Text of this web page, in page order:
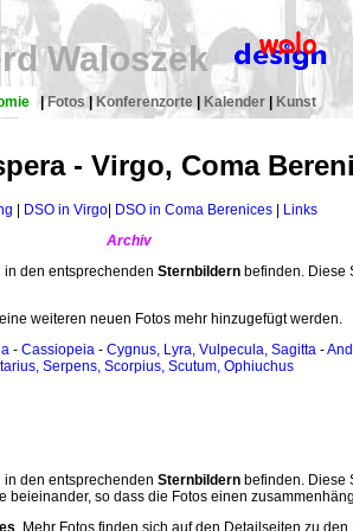
Waloszek
|Fotos| Konferenzorte| Kalender| Kunst
- Virgo, Coma
DSO in Virgo| DSO in Coma Berenices|
Links
Archiv
in den entsprechenden Sternbildern befinden. Diese
weiteren neuen Fotos mehr hinzugefügt werden.
- Cassiopeia - Cygnus, Lyra, Vulpecula, Sagitta -
Serpens, Scorpius, Scutum, Ophiuchus
in den entsprechenden Sternbildern befinden. Diese
so dass die Fotos einen